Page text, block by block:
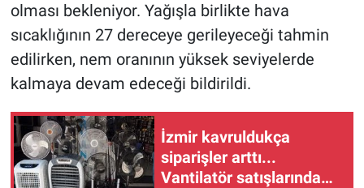
olması bekleniyor. Yağışla birlikte hava
sıcaklığının 27 dereceye gerileyeceği tahmin
edilirken, nem oranının yüksek seviyelerde
kalmaya devam edeceği bildirildi.
İzmir kavruldukça
siparişler arttı...
Vantilatör satışlarında